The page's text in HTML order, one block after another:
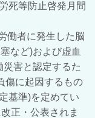
死等防止啓発月間
働者に発生した脳
など)および虚血
害と認定するた
傷に起因するもの
基準)を定めてい
正・公表されま